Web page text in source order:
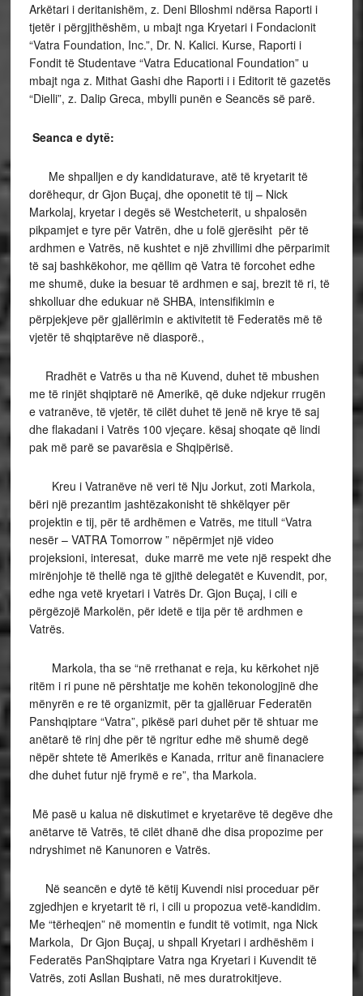
Arkëtari i deritanishëm, z. Deni Blloshmi ndërsa Raporti i
tjetër i përgjithëshëm, u mbajt nga Kryetari i Fondacionit
“Vatra Foundation, Inc.”, Dr. N. Kalici. Kurse, Raporti i
Fondit të Studentave “Vatra Educational Foundation” u
mbajt nga z. Mithat Gashi dhe Raporti i i Editorit të gazetës
“Dielli”, z. Dalip Greca, mbylli punën e Seancës së parë.
Seanca e dytë:
Me shpalljen e dy kandidaturave, atë të kryetarit të
dorëhequr, dr Gjon Buçaj, dhe oponetit të tij – Nick
Markolaj, kryetar i degës së Westcheterit, u shpalosën
pikpamjet e tyre për Vatrën, dhe u folë gjerësiht për të
ardhmen e Vatrës, në kushtet e një zhvillimi dhe përparimit
të saj bashkëkohor, me qëllim që Vatra të forcohet edhe
me shumë, duke ia besuar të ardhmen e saj, brezit të ri, të
shkolluar dhe edukuar në SHBA, intensifikimin e
përpjekjeve për gjallërimin e aktivitetit të Federatës më të
vjetër të shqiptarëve në diasporë.,
Rradhët e Vatrës u tha në Kuvend, duhet të mbushen
me të rinjët shqiptarë në Amerikë, që duke ndjekur rrugën
e vatranëve, të vjetër, të cilët duhet të jenë në krye të saj
dhe flakadani i Vatrës 100 vjeçare. kësaj shoqate që lindi
pak më parë se pavarësia e Shqipërisë.
Kreu i Vatranëve në veri të Nju Jorkut, zoti Markola,
bëri një prezantim jashtëzakonisht të shkëlqyer për
projektin e tij, për të ardhëmen e Vatrës, me titull “Vatra
nesër – VATRA Tomorrow ” nëpërmjet një video
projeksioni, interesat, duke marrë me vete një respekt dhe
mirënjohje të thellë nga të gjithë delegatët e Kuvendit, por,
edhe nga vetë kryetari i Vatrës Dr. Gjon Buçaj, i cili e
përgëzojë Markolën, për idetë e tija për të ardhmen e
Vatrës.
Markola, tha se “në rrethanat e reja, ku kërkohet një
ritëm i ri pune në përshtatje me kohën tekonologjinë dhe
mënyrën e re të organizmit, për ta gjallëruar Federatën
Panshqiptare “Vatra”, pikësë pari duhet për të shtuar me
anëtarë të rinj dhe për të ngritur edhe më shumë degë
nëpër shtete të Amerikës e Kanada, rritur anë finanaciere
dhe duhet futur një frymë e re”, tha Markola.
Më pasë u kalua në diskutimet e kryetarëve të degëve dhe
anëtarve të Vatrës, të cilët dhanë dhe disa propozime per
ndryshimet në Kanunoren e Vatrës.
Në seancën e dytë të këtij Kuvendi nisi proceduar për
zgjedhjen e kryetarit të ri, i cili u propozua vetë-kandidim.
Me “tërheqjen” në momentin e fundit të votimit, nga Nick
Markola, Dr Gjon Buçaj, u shpall Kryetari i ardhëshëm i
Federatës PanShqiptare Vatra nga Kryetari i Kuvendit të
Vatrës, zoti Asllan Bushati, në mes duratrokitjeve.